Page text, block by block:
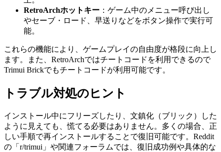
RetroArchホットキー ：ゲーム中のメニュー呼び出し
やセーブ・ロード、早送りなどをボタン操作で実行可
能。
これらの機能により、ゲームプレイの自由度が格段に向上し
ます。また、RetroArchではチートコードを利用できるので
Trimui Brickでもチートコードが利用可能です。
トラブル対処のヒント
インストール中にフリーズしたり、文鎮化（ブリック）した
ように見えても、慌てる必要はありません。多くの場合、正
しい手順で再インストールすることで復旧可能です。Reddit
の「r/trimui」や関連フォーラムでは、復旧成功例や具体的な